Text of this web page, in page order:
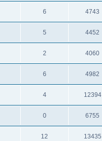
6 4743
5 4452
2 4060
6 4982
4 12394
0 6755
12 13435